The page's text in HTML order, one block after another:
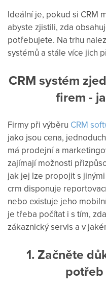
Ideální je, pokud si CRM
abyste zjistili, zda
potřebujete. Na trhu
systémů a stále více jich
CRMsystém
firem-
Firmy při výběru CRM
jako jsou cena,
má prodejní a
zajímají možnosti
jak jej lze propojit s
crm disponuje
nebo existuje jeho
je třeba počítat i s tím,
zákaznický servis a v
1. Začněte